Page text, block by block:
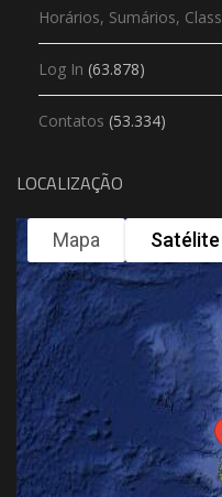
Horários, Sumários,
Log In (63.878)
Contatos (53.334)
LOCALIZAÇÃO
Mapa Satélite